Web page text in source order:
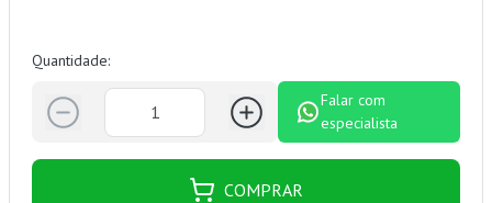
Quantidade:
Falar com
especialista
COMPRAR